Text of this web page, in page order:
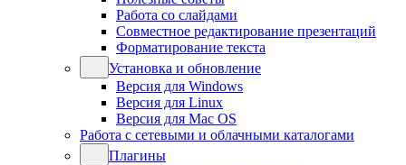
Работа со слайдами
Совместное редактирование презентаций
Форматирование текста
Установка и обновление
Версия для Windows
Версия для Linux
Версия для Mac OS
Работа с сетевыми и облачными каталогами
Плагины